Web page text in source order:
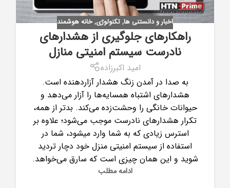
اخبار و دانستنی ها, تکنولوژی,خانه هوشمند
راهکارهای جلوگیری از هشدارهای
نادرست سیستم امنیتی منازل
امید اکبرزاده
به صدا در آمدن زنگ هشدار آزاردهنده است.
هشدارهای اشتباه همسایه‌ها را آزار می‌دهد و
حیوانات خانگی را وحشت‌زده می‌کند. بدتر از همه،
تکرار هشدارهای نادرست موجب می‌شود؛ علاوه­ بر
استرس زیادی که به شما وارد می­شود، شما در
استفاده از سیستم امنیتی منزل خود دچار تردید
شوید و این همان چیزی است که سارق می‌خواهد.
ادامه مطلب